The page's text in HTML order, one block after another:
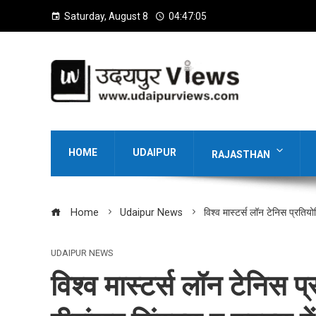
Saturday, August 8 04:47:06
HOME UDAIPUR RAJASTHAN
Home Udaipur News विश्व मास्टर्स लॉन टेनिस
UDAIPUR NEWS
विश्व मास्टर्स लॉन टेनिस